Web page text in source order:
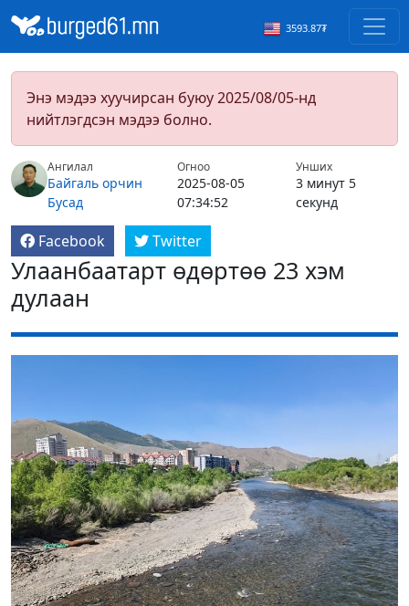
3593.87₮
Энэ мэдээ хуучирсан буюу 2025/08/05-нд
нийтлэгдсэн мэдээ болно.
Ангилал
Байгаль орчин
Бусад
Огноо
2025-08-05
07:34:52
Унших
3 минут 5
секунд
Facebook Twitter
Улаанбаатарт өдөртөө 23 хэм
дулаан